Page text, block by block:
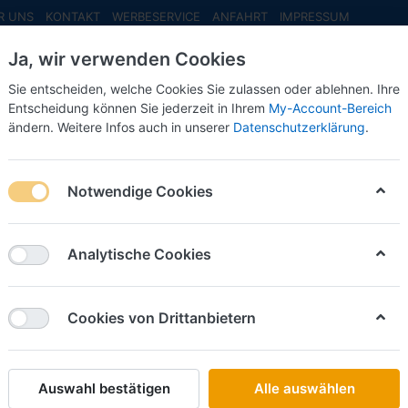
UNS KONTAKT WERBESERVICE ANFAHRT IMPRESSUM
INFO MAI NEU EINGETROFFEN NEUHEITEN
- Preisliste
Ja, wir verwenden Cookies
Sie entscheiden, welche Cookies Sie zulassen oder ablehnen. Ihre
Entscheidung können Sie jederzeit in Ihrem My-Account-Bereich
ändern. Weitere Infos auch in unserer Datenschutzerklärung.
Notwendige Cookies
Analytische Cookies
Cookies von Drittanbietern
Auswahl bestätigen Alle auswählen